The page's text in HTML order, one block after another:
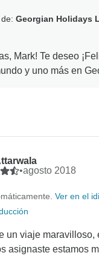
Georgian Holidays
Mark! Te deseo
•agosto 2018
Ver en el
un viaje maravilloso,
asignaste estamos